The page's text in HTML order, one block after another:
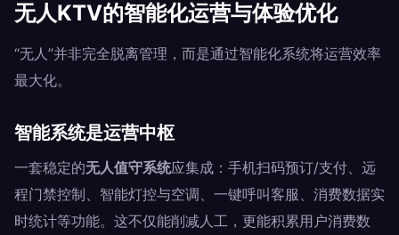
无人KTV的智能化运营与体验优化
“无人”并非完全脱离管理，而是通过智能化系统将运营效率
最大化。
智能系统是运营中枢
一套稳定的无人值守系统应集成：手机扫码预订/支付、远
程门禁控制、智能灯控与空调、一键呼叫客服、消费数据实
时统计等功能。这不仅能削减人工，更能积累用户消费数